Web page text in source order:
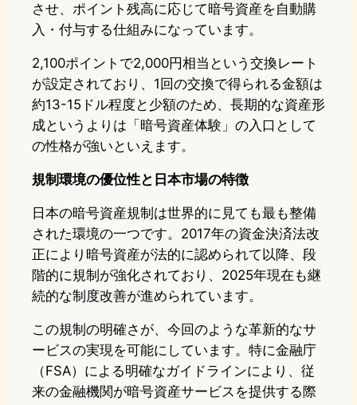
させ、ポイント残高に応じて暗号資産を自動購
入・付与する仕組みになっています。
2,100ポイントで2,000円相当という交換レート
が設定されており、1回の交換で得られる金額は
約13-15ドル程度と少額のため、長期的な資産形
成というよりは「暗号資産体験」の入口として
の性格が強いといえます。
規制環境の優位性と日本市場の特徴
日本の暗号資産規制は世界的に見ても最も整備
された環境の一つです。2017年の資金決済法改
正により暗号資産が法的に認められて以降、段
階的に規制が強化されており、2025年現在も継
続的な制度改善が進められています。
この規制の明確さが、今回のような革新的なサ
ービスの実現を可能にしています。特に金融庁
（FSA）による明確なガイドラインにより、従
来の金融機関が暗号資産サービスを提供する際